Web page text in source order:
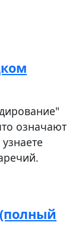
означают